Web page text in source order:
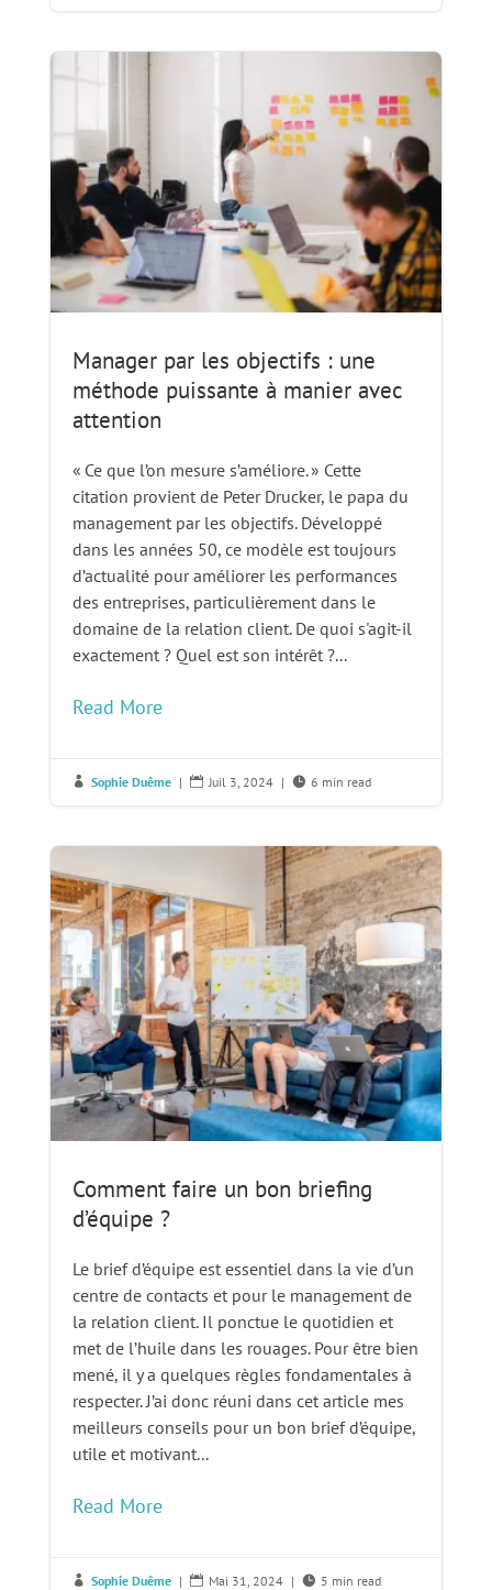
Manager par les objectifs : une
méthode puissante à manier avec
attention
« Ce que l’on mesure s’améliore. » Cette
citation provient de Peter Drucker, le papa du
management par les objectifs. Développé
dans les années 50, ce modèle est toujours
d’actualité pour améliorer les performances
des entreprises, particulièrement dans le
domaine de la relation client. De quoi s'agit-il
exactement ? Quel est son intérêt ?...
Read More
 Sophie Duême |  Juil 3, 2024 |  6 min read
Comment faire un bon briefing
d’équipe ?
Le brief d’équipe est essentiel dans la vie d’un
centre de contacts et pour le management de
la relation client. Il ponctue le quotidien et
met de l’huile dans les rouages. Pour être bien
mené, il y a quelques règles fondamentales à
respecter. J’ai donc réuni dans cet article mes
meilleurs conseils pour un bon brief d’équipe,
utile et motivant...
Read More
 Sophie Duême |  Mai 31, 2024 |  5 min read